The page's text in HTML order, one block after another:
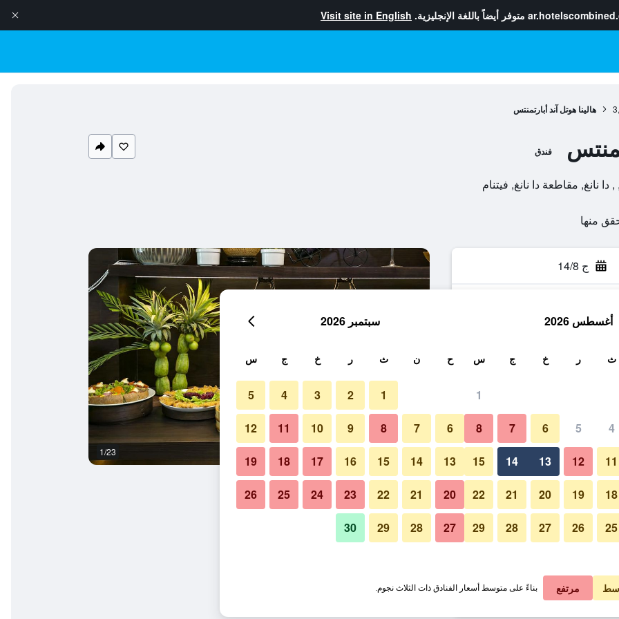
متوفر أيضاً باللغة الإنجليزية. Visit site in English
هالينا هوتل آند أبارتمنتس
فندق
ج 14/8
في الليلة
64 ﷼ عرض الصفقة
70 ﷼ عرض الصفقة
1/23
صور لـ هالينا هوتل آند أبارتمنتس
أغسطس 2026
ث ر خ ج س
1
4
5
6
7
8
11
12
13
14
15
18
19
20
21
22
25
26
27
28
29
سبتمبر 2026
ح ن ث ر خ ج س
1
2
3
4
5
6
7
8
9
10
11
12
13
14
15
16
17
18
19
20
21
22
23
24
25
26
27
28
29
30
مرتفع بناءً على متوسط أسعار الفنادق ذات الثلاث نجوم.